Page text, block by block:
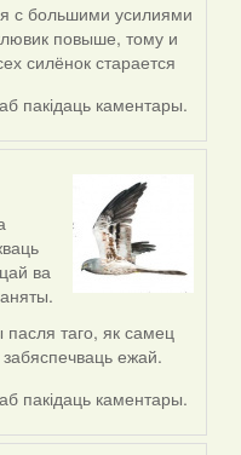
с большими усилиями
повыше, тому и
силёнок старается
пакідаць каментары.
ва
пасля таго, як самец
забяспечваць ежай.
пакідаць каментары.